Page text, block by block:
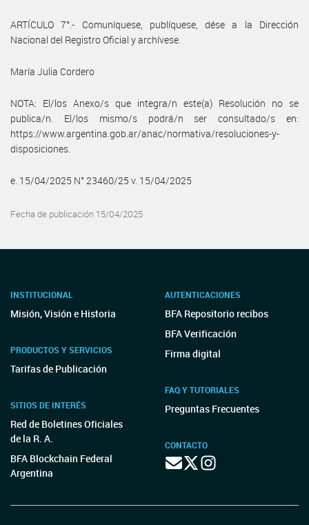
ARTÍCULO 7°.- Comuníquese, publíquese, dése a la Dirección
Nacional del Registro Oficial y archívese.
María Julia Cordero
NOTA: El/los Anexo/s que integra/n este(a) Resolución no se
publica/n. El/los mismo/s podrá/n ser consultado/s en:
https://www.argentina.gob.ar/anac/normativa/resoluciones-y-
disposiciones.
e. 15/04/2025 N° 23460/25 v. 15/04/2025
Fecha de publicación 15/04/2025
INSTITUCIONAL
Misión, Visión e Historia
PRODUCTOS Y SERVICIOS
Tarifas de Publicación
SITIOS DE INTERÉS
Red de Boletines Oficiales
de la R. A.
BFA Blockchain Federal
Argentina
AUTENTICACIONES
BFA Repositorio recibos
BFA Verificación
Firma digital
FAQ Y TUTORIALES
Preguntas Frecuentes
CONTACTO